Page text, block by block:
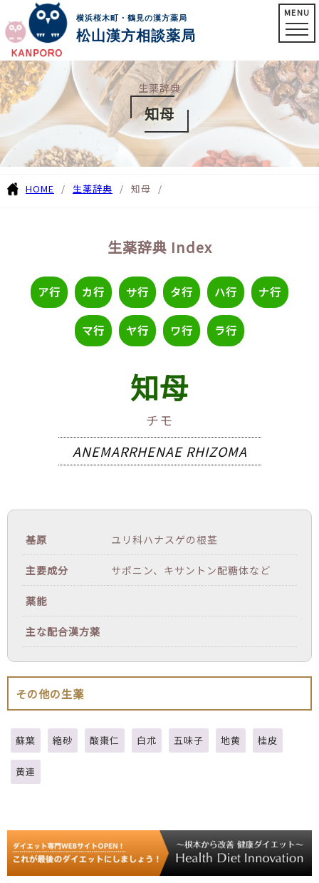
横浜桜木町・鶴見の漢方薬局
松山漢方相談薬局
MENU
生薬辞典
知母
HOME 生薬辞典 知母
生薬辞典 Index
ア行 カ行 サ行 タ行 ハ行 ナ行
マ行 ヤ行 ワ行 ラ行
知母
チモ
ANEMARRHENAE RHIZOMA
基原 ユリ科ハナスゲの根茎
主要成分 サポニン、キサントン配糖体など
薬能
主な配合漢方薬
その他の生薬
蘇葉 縮砂 酸棗仁 白朮 五味子 地黄 桂皮
黄連